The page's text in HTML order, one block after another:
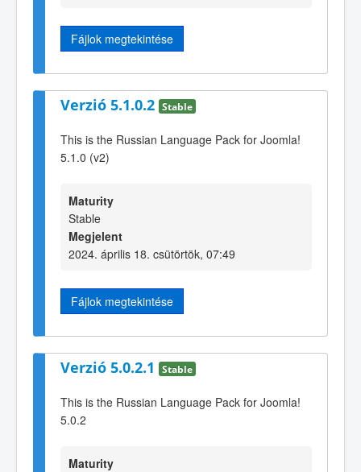
Fájlok megtekintése
Verzió 5.1.0.2 Stable
This is the Russian Language Pack for Joomla!
5.1.0 (v2)
Maturity
Stable
Megjelent
2024. április 18. csütörtök, 07:49
Fájlok megtekintése
Verzió 5.0.2.1 Stable
This is the Russian Language Pack for Joomla!
5.0.2
Maturity